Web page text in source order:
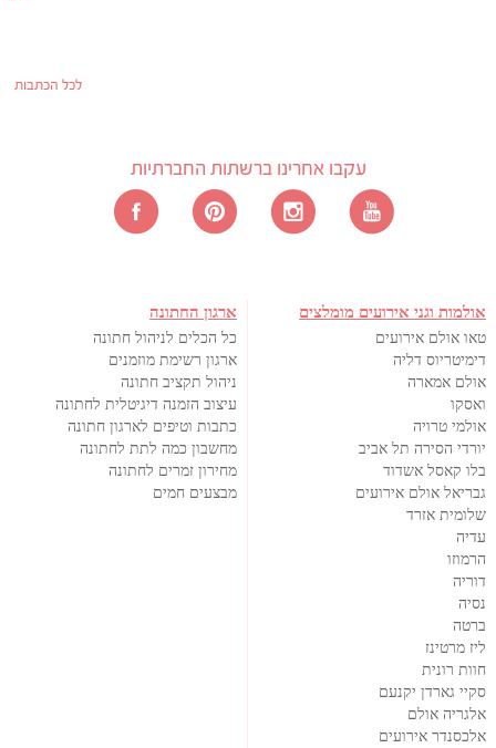
לכל הכתבות
עקבו אחרינו ברשתות החברתיות
אולמות וגני אירועים מומלצים
טאו אולם אירועים
דימיטריוס דליה
אולם אמארה
ואסקו
אולמי טרויה
יורדי הסירה תל אביב
בלו קאסל אשדוד
גבריאל אולם אירועים
שלומית אזרד
עדיה
הרמוזו
דוריה
נסיה
ברטה
ליז מרטינז
חוות רונית
סקיי גארדן יקנעם
אלגריה אולם
אלכסנדר אירועים
ארגון החתונה
כל הכלים לניהול חתונה
ארגון רשימת מוזמנים
ניהול תקציב חתונה
עיצוב הזמנה דיגיטלית לחתונה
כתבות וטיפים לארגון חתונה
מחשבון כמה לתת לחתונה
מחירון זמרים לחתונה
מבצעים חמים